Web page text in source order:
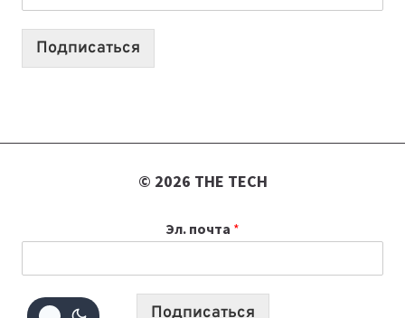
2026:
10
Подписаться
© 2026 THE TECH
Эл. почта *
Подписаться